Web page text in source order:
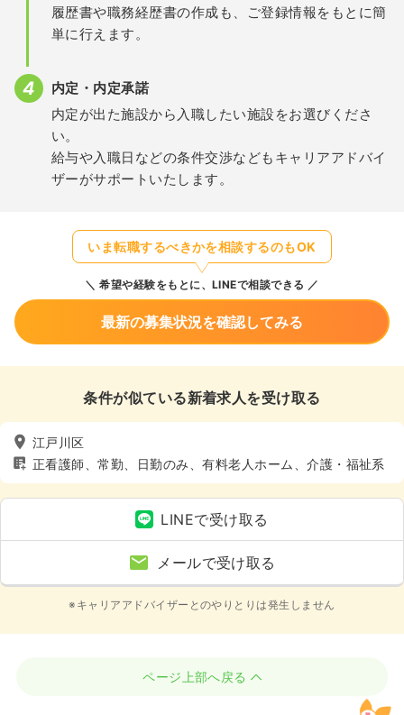
履歴書や職務経歴書の作成も、ご登録情報をもとに簡
単に行えます。
内定・内定承諾
内定が出た施設から入職したい施設をお選びくださ
い。
給与や入職日などの条件交渉などもキャリアアドバイ
ザーがサポートいたします。
いま転職するべきかを相談するのもOK
希望や経験をもとに、LINEで相談できる
最新の募集状況を確認してみる
条件が似ている新着求人を受け取る
江戸川区
正看護師、常勤、日勤のみ、有料老人ホーム、介護・福祉系
LINEで受け取る
メールで受け取る
※キャリアアドバイザーとのやりとりは発生しません
ページ上部へ戻る